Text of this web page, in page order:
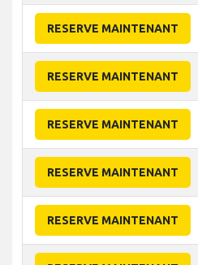
RESERVE MAINTENANT
RESERVE MAINTENANT
RESERVE MAINTENANT
RESERVE MAINTENANT
RESERVE MAINTENANT